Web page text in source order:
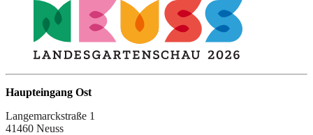
Haupteingang Ost
Langemarckstraße 1
41460 Neuss